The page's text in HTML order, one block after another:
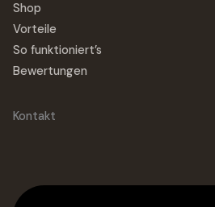
Shop
Vorteile
So funktioniert’s
Bewertungen
Kontakt